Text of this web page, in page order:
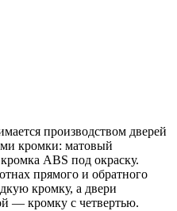
производством дверей
кромки: матовый
ABS под окраску.
прямого и обратного
кромку, а двери
— кромку с четвертью.